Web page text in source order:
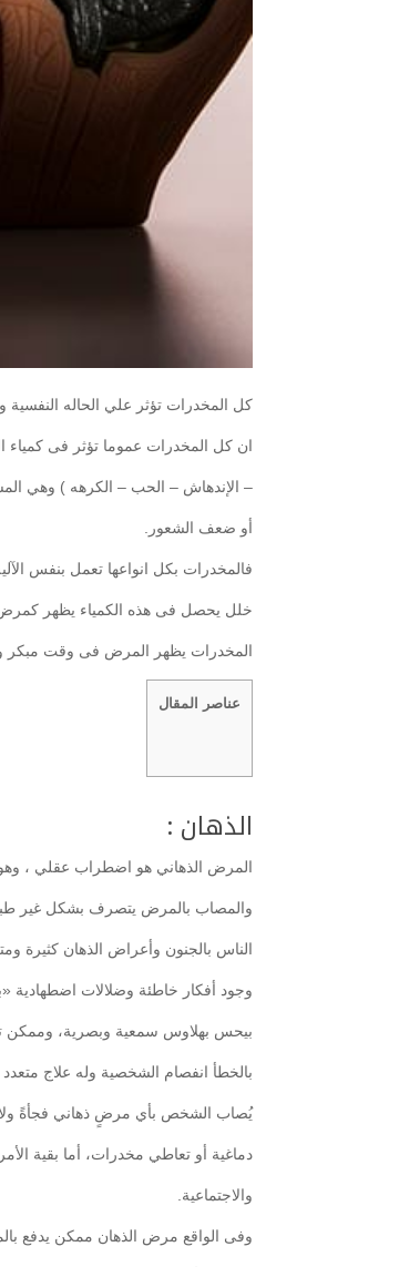
كل المخدرات تؤثر علي الحاله
ان كل المخدرات عموما تؤثر فى كمياء
– الإندهاش – الحب – الكرهه ) وهي
أو ضعف الشعور.
فالمخدرات بكل انواعها تعمل بنفس
خلل يحصل فى هذه الكمياء يظهر
المخدرات يظهر المرض فى وقت مبكر
عناصر المقال
الذهان :
المرض الذهاني هو اضطراب عقلي ، وهو
والمصاب بالمرض يتصرف بشكل غير
الناس بالجنون وأعراض الذهان كثيرة
وجود أفكار خاطئة وضلالات
بيحس بهلاوس سمعية وبصرية، وممكن
بالخطأ انفصام الشخصية وله علاج متعدد
يُصاب الشخص بأي مرضٍ ذهاني فجأةً ولا
دماغية أو تعاطي مخدرات، أما بقية
والاجتماعية.
وفى الواقع مرض الذهان ممكن يدفع